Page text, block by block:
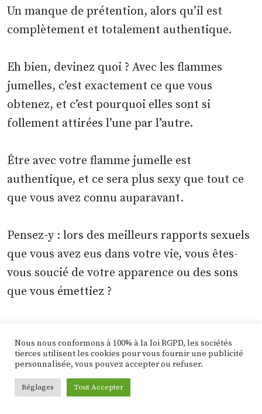
Un manque de prétention, alors qu’il est
complètement et totalement authentique.
Eh bien, devinez quoi ? Avec les flammes
jumelles, c’est exactement ce que vous
obtenez, et c’est pourquoi elles sont si
follement attirées l’une par l’autre.
Être avec votre flamme jumelle est
authentique, et ce sera plus sexy que tout ce
que vous avez connu auparavant.
Pensez-y : lors des meilleurs rapports sexuels
que vous avez eus dans votre vie, vous êtes-
vous soucié de votre apparence ou des sons
que vous émettiez ?
Lorsque vous êtes avec votre flamme jumelle,
toute notion de « devrait être » disparaît, et
Nous nous conformons à 100% à la loi RGPD, les sociétés
tierces utilisent les cookies pour vous fournir une publicité
personnalisée, vous pouvez accepter ou refuser.
Réglages Tout Accepter